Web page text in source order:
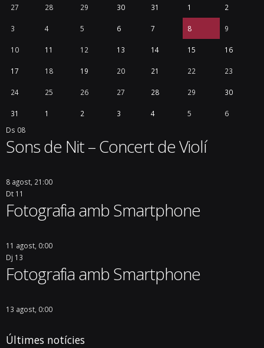
27 28 29 30 31 1 2
3 4 5 6 7 8 9
10 11 12 13 14 15 16
17 18 19 20 21 22 23
24 25 26 27 28 29 30
31 1 2 3 4 5
6
Ds 08
Sons de Nit – Concert de Violí
8 agost, 21:00
Dt 11
Fotografia amb Smartphone
11 agost, 0:00
Dj 13
Fotografia amb Smartphone
13 agost, 0:00
Últimes notícies